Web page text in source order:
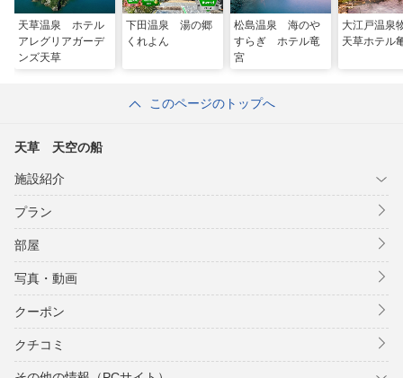
天草温泉 ホテル
アレグリアガーデ
ンズ天草
下田温泉 湯の郷
くれよん
松島温泉 海のや
すらぎ ホテル竜
宮
大江戸温
天草ホテル
このページのトップへ
天草 天空の船
施設紹介
プラン
部屋
写真・動画
クーポン
クチコミ